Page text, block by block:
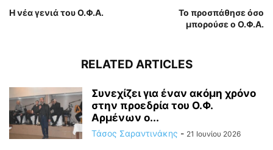
Η νέα γενιά του Ο.Φ.Α.
Το προσπάθησε όσο
μπορούσε ο Ο.Φ.Α.
RELATED ARTICLES
Συνεχίζει για έναν ακόμη χρόνο
στην προεδρία του Ο.Φ.
Αρμένων ο...
Τάσος Σαραντινάκης - 21 Ιουνίου 2026